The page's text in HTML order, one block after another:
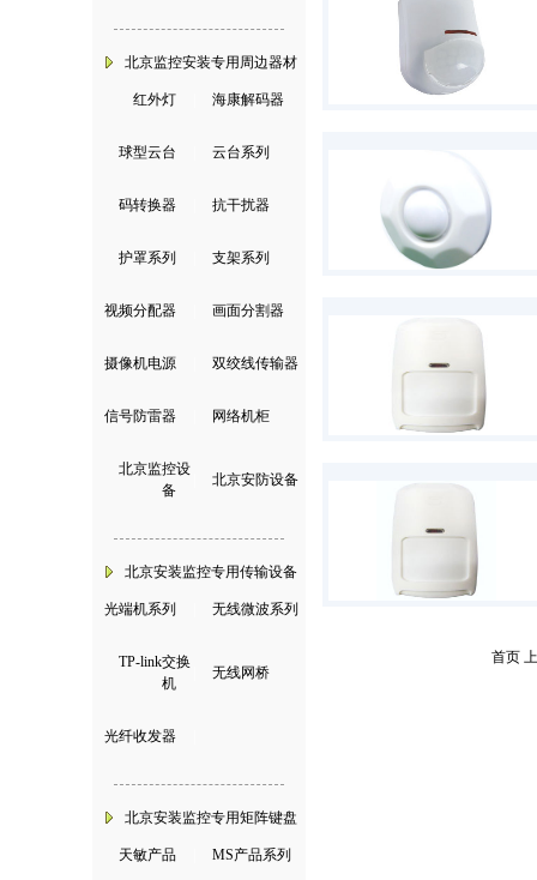
北京监控安装专用周边器材
红外灯 海康解码器
球型云台 云台系列
码转换器 抗干扰器
护罩系列 支架系列
视频分配器 画面分割器
摄像机电源 双绞线传输器
信号防雷器 网络机柜
北京监控设
备
北京安防设备
北京安装监控专用传输设备
光端机系列 无线微波系列
TP-link交换
机
无线网桥
光纤收发器
北京安装监控专用矩阵键盘
天敏产品 MS产品系列
首页